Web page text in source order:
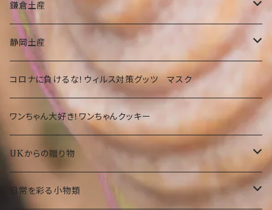
タオル
カバン
その他
オリオンビールグッツ
Tシャツ
タオル
その他
神奈川
静岡
部活
期間限定
沖縄限定 ゆきお
部活ゆきお
鎌倉土産
お菓子・食品
洋菓子
和菓子
Tシャツ
大仏グッツ
静岡土産
お菓子・食品
洋菓子
和菓子
プリザーブドフラワー
名画、絵画アート小物
傘
コロナに負けるな！ウィルス対策グッツ マスク
ワンちゃん大好き！ワンちゃんクッキー
UKからの贈り物
お菓子
日常を彩る小物類